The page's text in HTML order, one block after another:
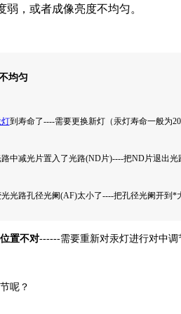
，或者成像亮度不均匀。
均匀
到寿命了----需要更换新灯（汞灯寿命一般为
中减光片置入了光路(ND片)----把ND片退出光
光路孔径光阑(AF)太小了----把孔径光阑开到*
置不对------需要重新对汞灯进行对中调
呢？